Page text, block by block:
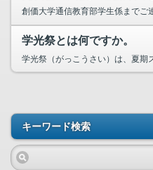
創価大学通信教育部学生係までご
学光祭とは何ですか。
学光祭（がっこうさい）は、夏期
キーワード検索